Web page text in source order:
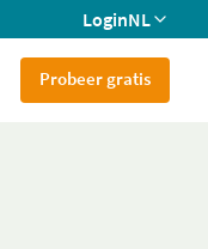
LoginNL
Probeer gratis